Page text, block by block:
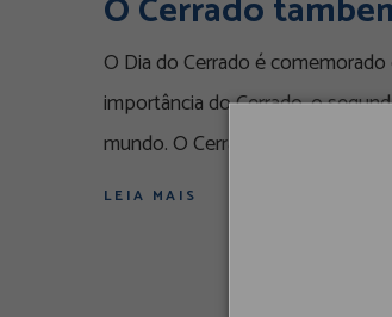
O Dia do Cerrado é
importância do Cerrado, o
mundo. O Cerrado é
LEIA MAIS